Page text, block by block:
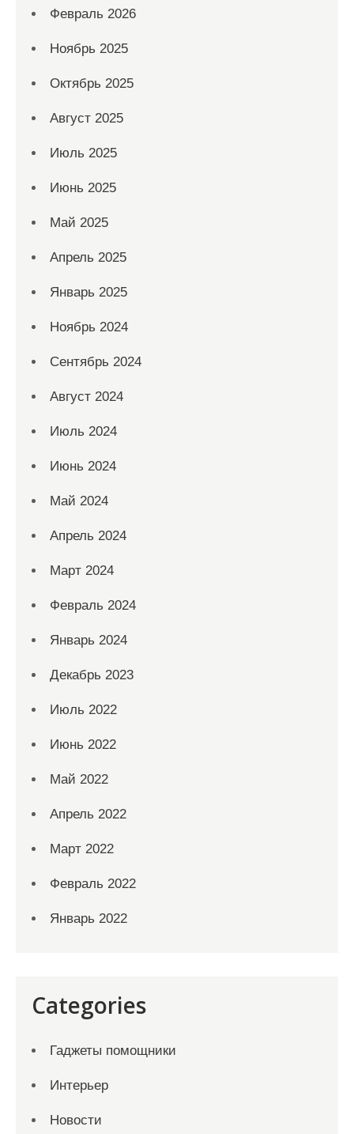
Февраль 2026
Ноябрь 2025
Октябрь 2025
Август 2025
Июль 2025
Июнь 2025
Май 2025
Апрель 2025
Январь 2025
Ноябрь 2024
Сентябрь 2024
Август 2024
Июль 2024
Июнь 2024
Май 2024
Апрель 2024
Март 2024
Февраль 2024
Январь 2024
Декабрь 2023
Июль 2022
Июнь 2022
Май 2022
Апрель 2022
Март 2022
Февраль 2022
Январь 2022
Categories
Гаджеты помощники
Интерьер
Новости